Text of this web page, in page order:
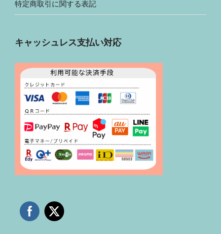
特定商取引に関する表記
キャッシュレス支払い対応